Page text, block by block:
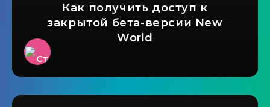
Как получить доступ к
закрытой бета-версии New
World